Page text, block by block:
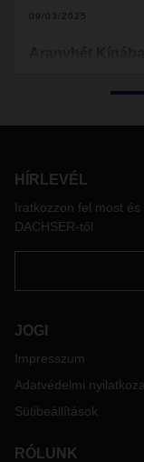
09/03/2025
felkészülést az
HÍRLEVÉL
Iratkozzon fel most
DACHSER-től
JOGI
Impresszum
Adatvédelmi
Sütibeállítások
RÓLUNK